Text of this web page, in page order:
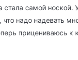
самой ноской.
надо надевать
прицениваюсь к